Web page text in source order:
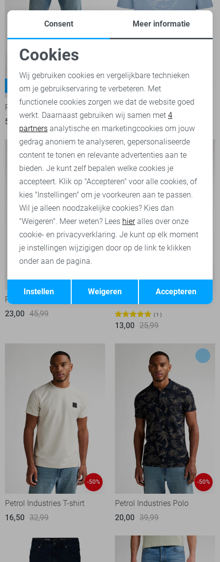
Lewis -15%
Petrol Industries Jeans
50,95
Petrol Industries T-shirt
13,00
-50%
Petrol Industries Polo
23,00 45,99
-50%
1
13,00 25,99
-50%
Petrol Industries T-shirt
16,50 32,99
-50%
Petrol Industries Polo
20,00 39,99
Noodzakelijke cookies
Personalisatie cookies
Analytische cookies
Marketing cookies
Terug Opslaan
Consent Meer informatie
Cookies
Wij gebruiken cookies en vergelijkbare technieken
om je gebruikservaring te verbeteren. Met
functionele cookies zorgen we dat de website goed
werkt. Daarnaast gebruiken wij samen met 4
partners analytische en marketingcookies om jouw
gedrag anoniem te analyseren, gepersonaliseerde
content te tonen en relevante advertenties aan te
bieden. Je kunt zelf bepalen welke cookies je
accepteert. Klik op "Accepteren" voor alle cookies, of
kies "Instellingen" om je voorkeuren aan te passen.
Wil je alleen noodzakelijke cookies? Kies dan
"Weigeren". Meer weten? Lees hieralles over onze
cookie- en privacyverklaring. Je kunt op elk moment
je instellingen wijzigigen door op de link te klikken
onder aan de pagina.
Accepteren
Weigeren
Instellen